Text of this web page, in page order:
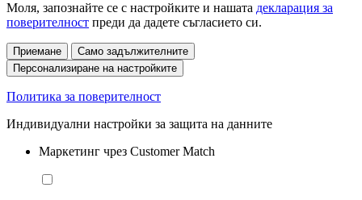
Моля, запознайте се с настройките и нашата декларация за
поверителност преди да дадете съгласието си.
Приемане
Само задължителните
Персонализиране на настройките
Политика за поверителност
Индивидуални настройки за защита на данните
Маркетинг чрез Customer Match